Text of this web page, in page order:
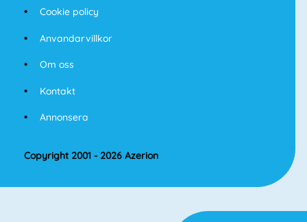
Cookie policy
Anvandarvillkor
Om oss
Kontakt
Annonsera
Copyright 2001 - 2026 Azerion